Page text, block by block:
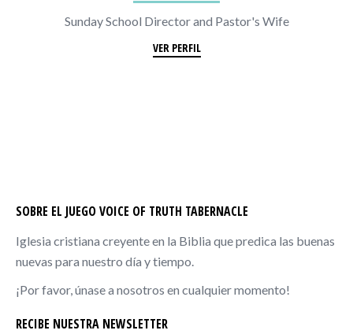
Sunday School Director and Pastor's Wife
VER PERFIL
SOBRE EL JUEGO VOICE OF TRUTH TABERNACLE
Iglesia cristiana creyente en la Biblia que predica las buenas
nuevas para nuestro día y tiempo.
¡Por favor, únase a nosotros en cualquier momento!
RECIBE NUESTRA NEWSLETTER